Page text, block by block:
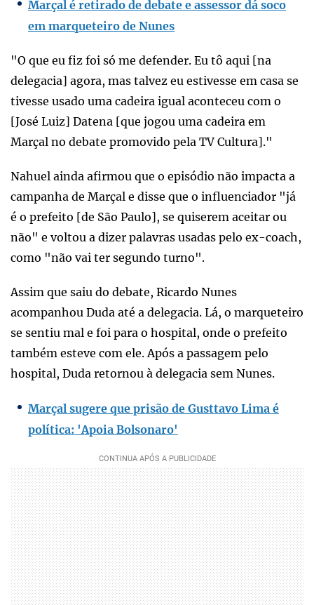
Marçal é retirado de debate e assessor dá soco
em marqueteiro de Nunes
"O que eu fiz foi só me defender. Eu tô aqui [na
delegacia] agora, mas talvez eu estivesse em casa se
tivesse usado uma cadeira igual aconteceu com o
[José Luiz] Datena [que jogou uma cadeira em
Marçal no debate promovido pela TV Cultura]."
Nahuel ainda afirmou que o episódio não impacta a
campanha de Marçal e disse que o influenciador "já
é o prefeito [de São Paulo], se quiserem aceitar ou
não" e voltou a dizer palavras usadas pelo ex-coach,
como "não vai ter segundo turno".
Assim que saiu do debate, Ricardo Nunes
acompanhou Duda até a delegacia. Lá, o marqueteiro
se sentiu mal e foi para o hospital, onde o prefeito
também esteve com ele. Após a passagem pelo
hospital, Duda retornou à delegacia sem Nunes.
Marçal sugere que prisão de Gusttavo Lima é
política: 'Apoia Bolsonaro'